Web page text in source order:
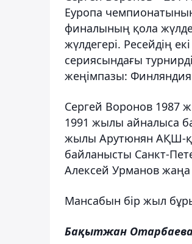
Еуропа
финалының қола
жүлдегері. Ресейдің
сериясындағы
жеңімпазы:
Сергей Воронов 1987
1991 жылы айналыса
жылы Арутюнян АҚШ-
байланысты Санкт-
Алексей Урманов
Мансабын бір жыл
Бақытжан